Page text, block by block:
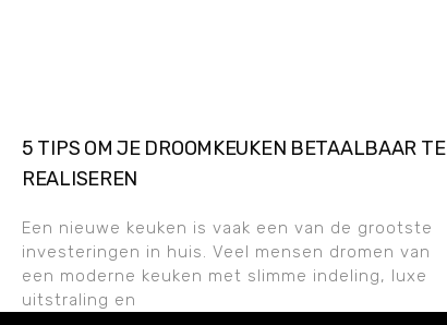
5 TIPS OM JE DROOMKEUKEN BETAALBAAR TE
REALISEREN
Een nieuwe keuken is vaak een van de grootste
investeringen in huis. Veel mensen dromen van
een moderne keuken met slimme indeling, luxe
uitstraling en